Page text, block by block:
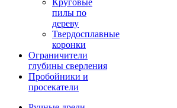
Круговые
пилы по
дереву
Твердосплавные
коронки
Ограничители
глубины сверления
Пробойники и
просекатели